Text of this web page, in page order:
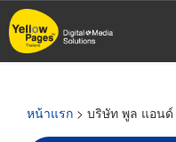
ข้าม
ไป
หน้าแรก > บริษัท พูล แอนด์